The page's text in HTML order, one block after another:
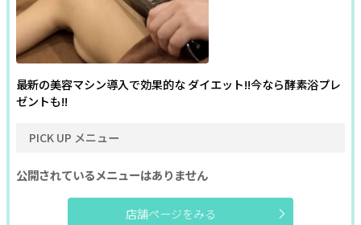
最新の美容マシン導入で効果的な ダイエット!!今なら酵素浴プレ
ゼントも!!
PICK UP メニュー
公開されているメニューはありません
店舗ページをみる